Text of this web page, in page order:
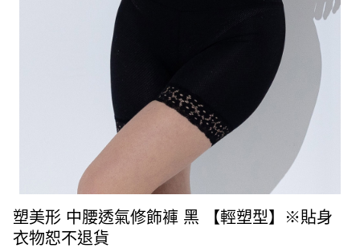
塑美形 中腰透氣修飾褲 黑 【輕塑型】※貼身
衣物恕不退貨